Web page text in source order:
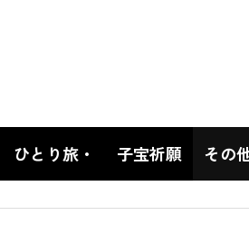
ひとり旅・ 子宝祈願 その